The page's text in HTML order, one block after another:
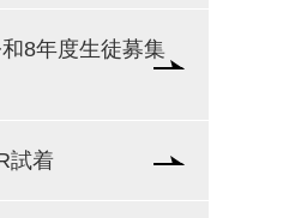
8年度生徒募集
試着